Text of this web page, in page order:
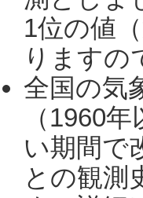
1位の値
りますの
全国の気
（1960
い期間で
との観測